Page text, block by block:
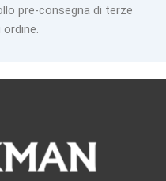
pre-consegna di terze